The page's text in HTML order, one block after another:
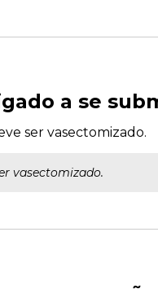
a se
ser vasectomizado.
vasectomizado.